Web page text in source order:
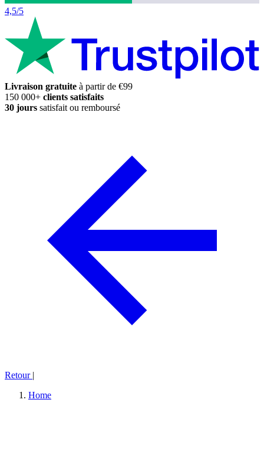
4,5/5
Livraison gratuite à partir de €99
150 000+ clients satisfaits
30 jours satisfait ou remboursé
Retour |
Home